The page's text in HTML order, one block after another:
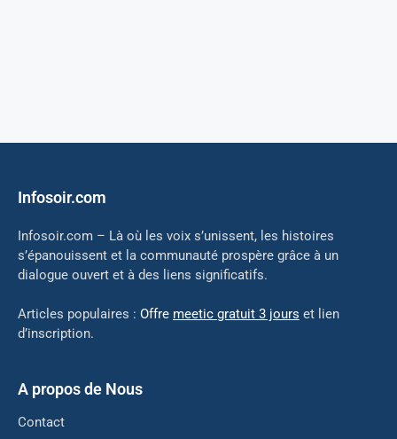
Infosoir.com
Infosoir.com – Là où les voix s’unissent, les histoires
s’épanouissent et la communauté prospère grâce à un
dialogue ouvert et à des liens significatifs.
Articles populaires : Offre meetic gratuit 3 jours et lien
d’inscription.
A propos de Nous
Contact